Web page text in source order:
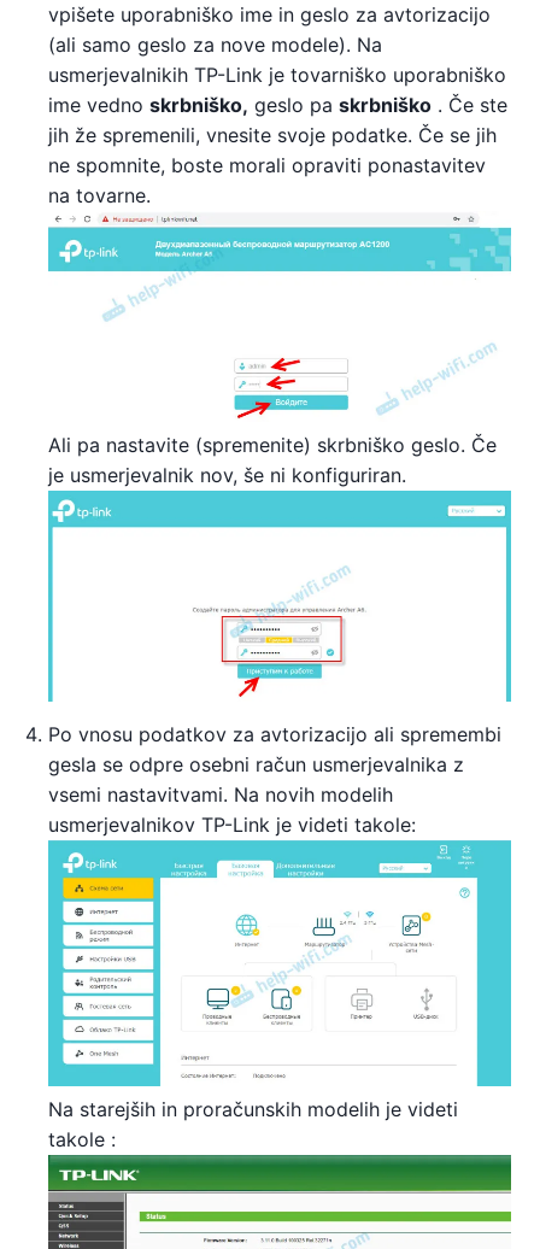
vpišete uporabniško ime in geslo za avtorizacijo
(ali samo geslo za nove modele). Na
usmerjevalnikih TP-Link je tovarniško uporabniško
ime vedno skrbniško, geslo pa skrbniško . Če ste
jih že spremenili, vnesite svoje podatke. Če se jih
ne spomnite, boste morali opraviti ponastavitev
na tovarne.
Ali pa nastavite (spremenite) skrbniško geslo. Če
je usmerjevalnik nov, še ni konfiguriran.
Po vnosu podatkov za avtorizacijo ali spremembi
gesla se odpre osebni račun usmerjevalnika z
vsemi nastavitvami. Na novih modelih
usmerjevalnikov TP-Link je videti takole:
Na starejših in proračunskih modelih je videti
takole :